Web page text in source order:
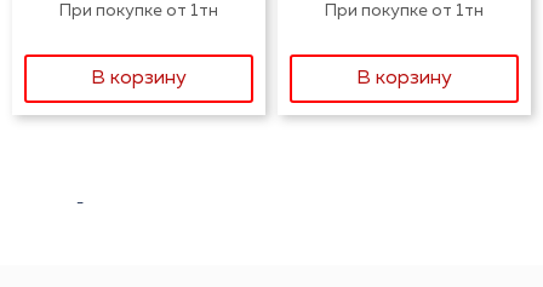
При покупке от 1тн
В корзину
При покупке от 1тн
В корзину
-